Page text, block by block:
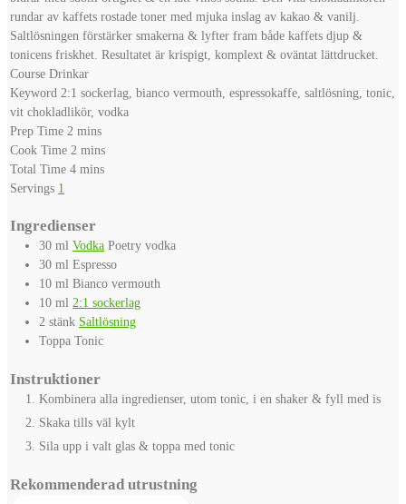
rundar av kaffets rostade toner med mjuka inslag av kakao & vanilj.
Saltlösningen förstärker smakerna & lyfter fram både kaffets djup &
tonicens friskhet. Resultatet är krispigt, komplext & oväntat lättdrucket.
Course Drinkar
Keyword 2:1 sockerlag, bianco vermouth, espressokaffe, saltlösning, tonic,
vit chokladlikör, vodka
Prep Time 2 minutes
mins
Cook Time 2 minutes
mins
Total Time 4minutes
mins
Servings 1
Ingredienser
30 ml Vodka Poetry vodka
30 ml Espresso
10 ml Bianco vermouth
10 ml 2:1 sockerlag
2 stänk Saltlösning
Toppa Tonic
Instruktioner
Kombinera alla ingredienser, utom tonic, i en shaker & fyll med is
Skaka tills väl kylt
Sila upp i valt glas & toppa med tonic
Rekommenderad utrustning